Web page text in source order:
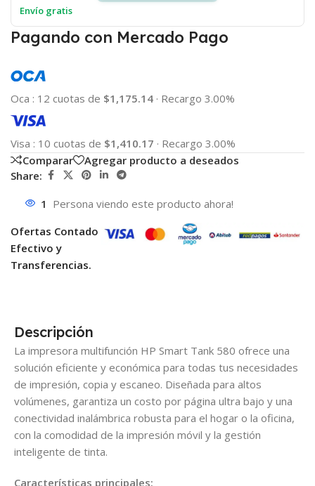
Envío gratis
Pagando con Mercado Pago
Oca : 12 cuotas de $1,175.14 · Recargo 3.00%
Visa : 10 cuotas de $1,410.17 · Recargo 3.00%
Comparar
Agregar producto a deseados
Share:
1 Persona viendo este producto ahora!
Ofertas Contado
Efectivo y
Transferencias.
Descripción
La impresora multifunción HP Smart Tank 580 ofrece una
solución eficiente y económica para todas tus necesidades
de impresión, copia y escaneo. Diseñada para altos
volúmenes, garantiza un costo por página ultra bajo y una
conectividad inalámbrica robusta para el hogar o la oficina,
con la comodidad de la impresión móvil y la gestión
inteligente de tinta.
Características principales: